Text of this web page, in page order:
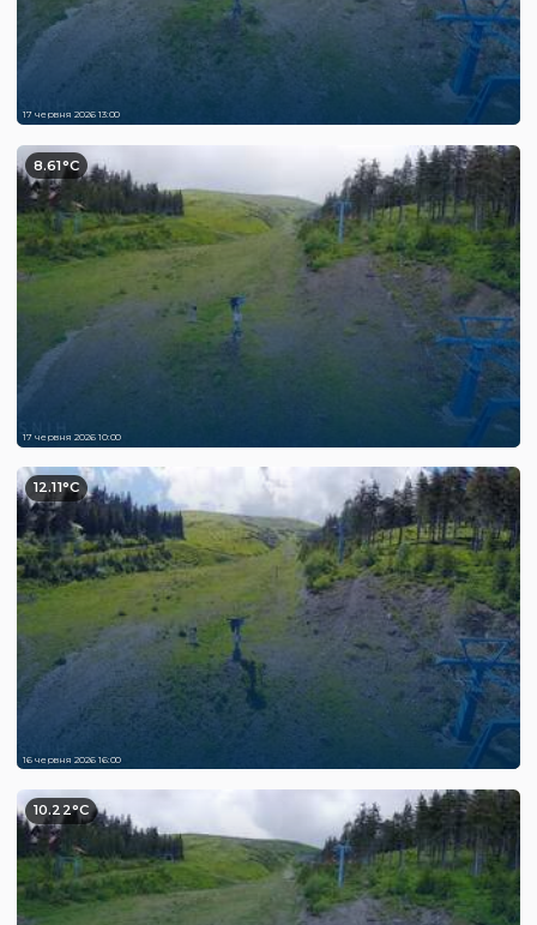
17 червня 2026 13:00
8.61°C
17 червня 2026 10:00
12.11°C
16 червня 2026 16:00
10.22°C